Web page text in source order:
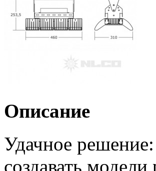
Описание
Удачное решение:
создавать